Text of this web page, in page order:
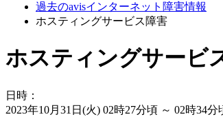
過去のavisインターネット障害情報
ホスティングサービス障害
ホスティングサービ
日時：
2023年10月31日(火) 02時27分頃 ～ 02時34分